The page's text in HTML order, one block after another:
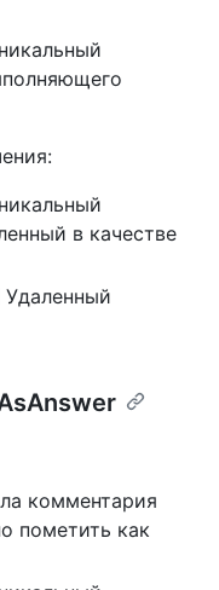
в качестве
Удаленный
комментария
пометить как